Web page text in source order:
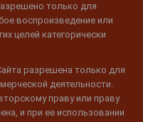
только для
воспроизведение или
целей категорически
разрешена только для
деятельности.
праву или праву
и при ее использовании